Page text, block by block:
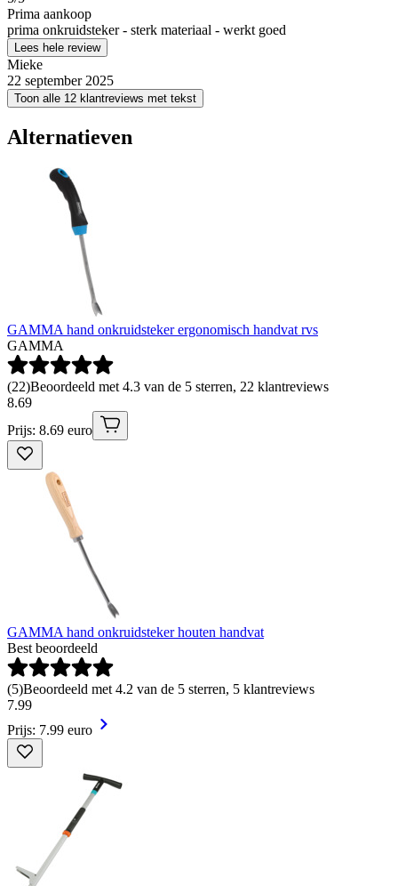
Prima aankoop
prima onkruidsteker - sterk materiaal - werkt goed
Lees hele review
Mieke
22 september 2025
Toon alle 12 klantreviews met tekst
Alternatieven
GAMMA hand onkruidsteker ergonomisch handvat rvs
GAMMA
(22)Beoordeeld met 4.3 van de 5 sterren, 22 klantreviews
8.69
Prijs: 8.69 euro
GAMMA hand onkruidsteker houten handvat
Best beoordeeld
(5)Beoordeeld met 4.2 van de 5 sterren, 5 klantreviews
7.99
Prijs: 7.99 euro